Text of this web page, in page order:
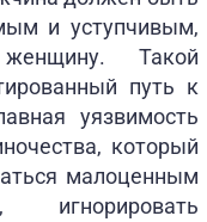
и уступчивым,
Такой
путь к
уязвимость
который
малоценным
игнорировать